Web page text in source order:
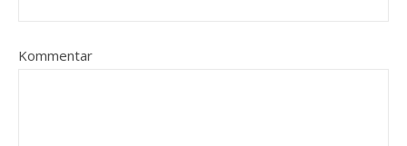
Kommentar